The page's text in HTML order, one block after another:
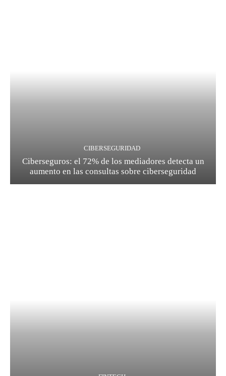
CIBERSEGURIDAD
Ciberseguros: el 72% de los mediadores detecta un
aumento en las consultas sobre ciberseguridad